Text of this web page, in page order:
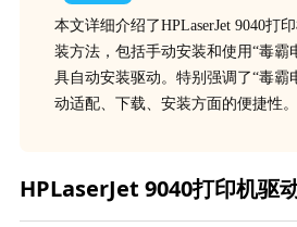
本文详细介绍了HPLaserJet 9040打
装方法，包括手动安装和使用“毒霸
具自动安装驱动。特别强调了“毒霸
动适配、下载、安装方面的便捷性。
HPLaserJet 9040打印机驱